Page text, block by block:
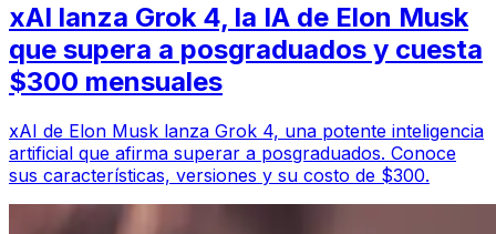
xAI lanza Grok 4, la IA de Elon Musk
que supera a posgraduados y cuesta
$300 mensuales
xAI de Elon Musk lanza Grok 4, una potente inteligencia
artificial que afirma superar a posgraduados. Conoce
sus características, versiones y su costo de $300.